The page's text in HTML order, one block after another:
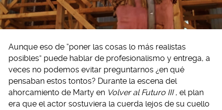
Aunque eso de “poner las cosas lo más realistas
posibles” puede hablar de profesionalismo y entrega, a
veces no podemos evitar preguntarnos ¿en qué
pensaban estos tontos? Durante la escena del
ahorcamiento de Marty en Volver al Futuro III , el plan
era que el actor sostuviera la cuerda lejos de su cuello